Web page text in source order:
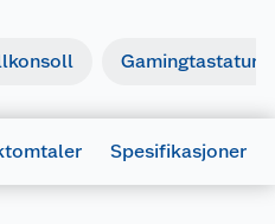
Gamingtastatur
Spesifikasjoner